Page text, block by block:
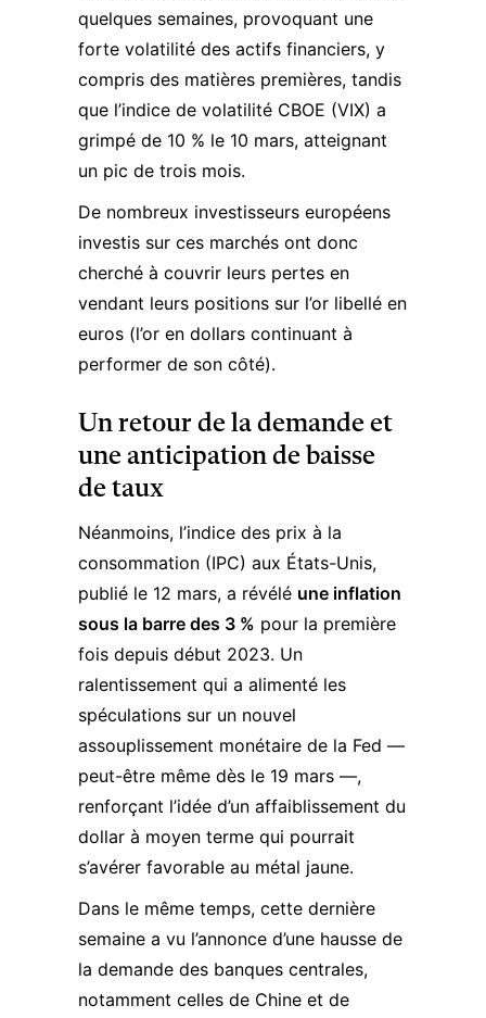
quelques semaines, provoquant une
forte volatilité des actifs financiers, y
compris des matières premières, tandis
que l’indice de volatilité CBOE (VIX) a
grimpé de 10 % le 10 mars, atteignant
un pic de trois mois.
De nombreux investisseurs européens
investis sur ces marchés ont donc
cherché à couvrir leurs pertes en
vendant leurs positions sur l’or libellé en
euros (l’or en dollars continuant à
performer de son côté).
Un retour de la demande et
une anticipation de baisse
de taux
Néanmoins, l’indice des prix à la
consommation (IPC) aux États-Unis,
publié le 12 mars, a révélé une inflation
sous la barre des 3 % pour la première
fois depuis début 2023. Un
ralentissement qui a alimenté les
spéculations sur un nouvel
assouplissement monétaire de la Fed —
peut-être même dès le 19 mars —,
renforçant l’idée d’un affaiblissement du
dollar à moyen terme qui pourrait
s’avérer favorable au métal jaune.
Dans le même temps, cette dernière
semaine a vu l’annonce d’une hausse de
la demande des banques centrales,
notamment celles de Chine et de